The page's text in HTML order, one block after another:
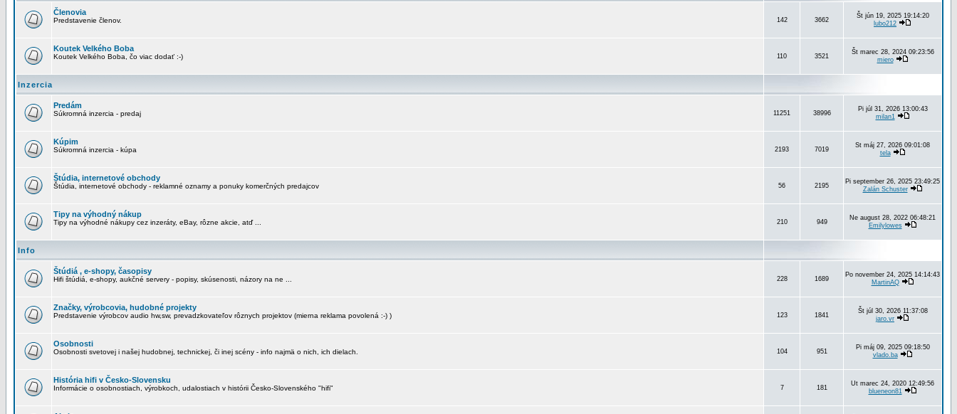
Členovia
Predstavenie členov. 142 3662
Št jún 19, 2025 19:14:20
lubo212
Koutek Velkého Boba
Koutek Velkého Boba, čo viac dodať :-) 110 3521
Št marec 28, 2024 09:23:56
miero
Inzercia
Predám
Súkromná inzercia - predaj 11251 38996
Pi júl 31, 2026 13:00:43
milan1
Kúpim
Súkromná inzercia - kúpa 2193 7019
St máj 27, 2026 09:01:08
tela
Štúdia, internetové obchody
Štúdia, internetové obchody - reklamné oznamy a ponuky komerčných predajcov 56 2195
Pi september 26, 2025 23:49:25
Zalán Schuster
Tipy na výhodný nákup
Tipy na výhodné nákupy cez inzeráty, eBay, rôzne akcie, atď ... 210 949
Ne august 28, 2022 06:48:21
Emilylowes
Info
Štúdiá , e-shopy, časopisy
Hifi štúdiá, e-shopy, aukčné servery - popisy, skúsenosti, názory na ne ... 228 1689
Po november 24, 2025 14:14:43
MartinAQ
Značky, výrobcovia, hudobné projekty
Predstavenie výrobcov audio hw,sw, prevadzkovateľov rôznych projektov (mierna reklama povolená :-) ) 123 1841
Št júl 30, 2026 11:37:08
jaro.vr
Osobnosti
Osobnosti svetovej i našej hudobnej, technickej, či inej scény - info najmä o nich, ich dielach. 104 951
Pi máj 09, 2025 09:18:50
vlado.ba
História hifi v Česko-Slovensku
Informácie o osobnostiach, výrobkoch, udalostiach v histórii Česko-Slovenského "hifi" 7 181
Ut marec 24, 2020 12:49:56
blueneon81